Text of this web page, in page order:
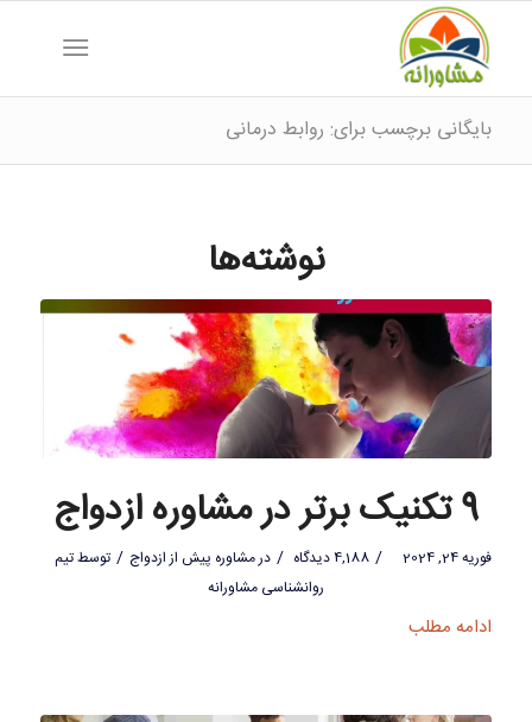
بایگانی برچسب برای: روابط درمانی
نوشته‌ها
9 تکنیک برتر در مشاوره ازدواج
فوریه 24, 2024 / 4,188 دیدگاه / درمشاوره پیش از ازدواج / توسطتیم
روانشناسی مشاورانه
ادامه مطلب